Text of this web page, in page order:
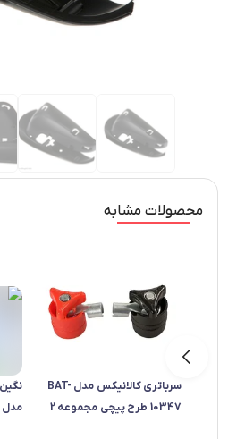
محصولات مشابه
سرباتری کالانیکس مدل BAT-
10347 طرح پیچی مجموعه 2